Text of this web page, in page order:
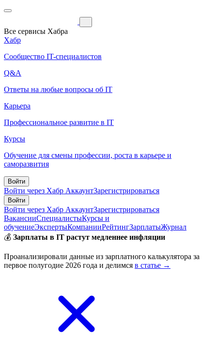
Все сервисы Хабра
Хабр
Сообщество IT-специалистов
Q&A
Ответы на любые вопросы об IT
Карьера
Профессиональное развитие в IT
Курсы
Обучение для смены профессии, роста в карьере и
саморазвития
Войти
Войти через Хабр АккаунтЗарегистрироваться
Войти
Войти через Хабр АккаунтЗарегистрироваться
ВакансииСпециалистыКурсы и
обучениеЭкспертыКомпанииРейтингЗарплатыЖурнал
💰 Зарплаты в IT растут медленнее инфляции
Проанализировали данные из зарплатного калькулятора за
первое полугодие 2026 года и делимся в статье →